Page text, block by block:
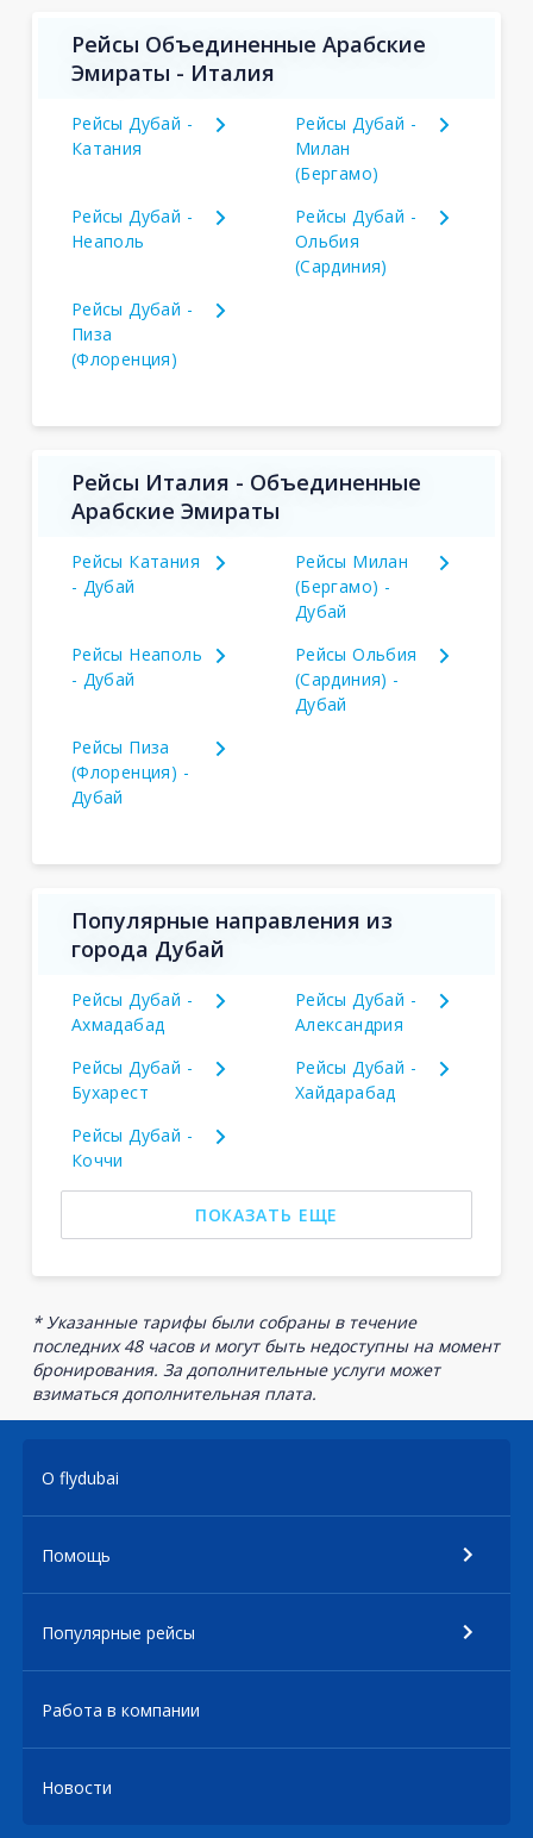
Рейсы Объединенные Арабские
Эмираты - Италия
Рейсы Дубай -
Катания
Рейсы Дубай -
Милан
(Бергамо)
Рейсы Дубай -
Неаполь
Рейсы Дубай -
Ольбия
(Сардиния)
Рейсы Дубай -
Пиза
(Флоренция)
Рейсы Италия - Объединенные
Арабские Эмираты
Рейсы Катания
- Дубай
Рейсы Милан
(Бергамо) -
Дубай
Рейсы Неаполь
- Дубай
Рейсы Ольбия
(Сардиния) -
Дубай
Рейсы Пиза
(Флоренция) -
Дубай
Популярные направления из
города Дубай
Рейсы Дубай -
Ахмадабад
Рейсы Дубай -
Александрия
Рейсы Дубай -
Бухарест
Рейсы Дубай -
Хайдарабад
Рейсы Дубай -
Коччи
ПОКАЗАТЬ ЕЩЕ
* Указанные тарифы были собраны в течение
последних 48 часов и могут быть недоступны на момент
бронирования. За дополнительные услуги может
взиматься дополнительная плата.
О flydubai
Помощь
Популярные рейсы
Работа в компании
Новости